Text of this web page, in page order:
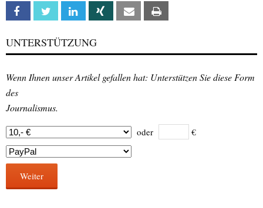
Facebook Twitter Linkedin Xing Email
UNTERSTÜTZUNG
Wenn Ihnen unser Artikel gefallen hat: Unterstützen Sie diese Form
des
Journalismus.
oder €
Weiter